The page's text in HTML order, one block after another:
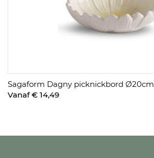
Sagaform Dagny picknickbord Ø20cm
Vanaf € 14,49